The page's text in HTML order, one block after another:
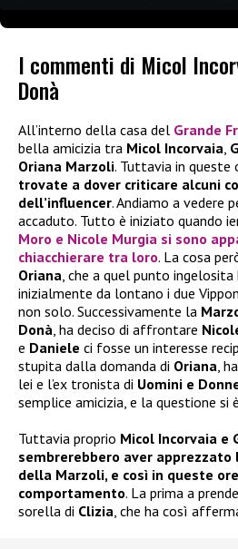
I commenti di Micol
Donà
All’interno della casa del Grande
bella amicizia tra Micol Incorvaia,
Oriana Marzoli. Tuttavia in queste
trovate a dover criticare alcuni
dell’influencer. Andiamo a vedere
accaduto. Tutto è iniziato quando
Moro e Nicole Murgia si sono
chiacchierare tra loro. La cosa
Oriana, che a quel punto
inizialmente da lontano i due
non solo. Successivamente la
Donà, ha deciso di affrontare
e Daniele ci fosse un interesse
stupita dalla domanda di Oriana,
lei e l’ex tronista di Uomini e
semplice amicizia, e la questione si
Tuttavia proprio Micol Incorvaia e
sembrerebbero aver
della Marzoli, e così in queste
comportamento. La prima a
sorella di Clizia, che ha così